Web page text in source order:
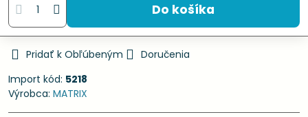
Do košíka
Pridať k Obľúbeným
Doručenia
Import kód: 5218
Výrobca: MATRIX